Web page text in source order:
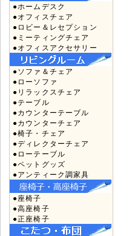
●ホームデスク
●オフィスチェア
●ロビー＆レセプション
●ミーティングチェア
●オフィスアクセサリー
●ソファ＆チェア
●ローソファ
●リラックスチェア
●テーブル
●カウンターテーブル
●カウンターチェア
●椅子・チェア
●ディレクターチェア
●ローテーブル
●ペットグッズ
●アンティーク調家具
●座椅子
●高座椅子
●正座椅子